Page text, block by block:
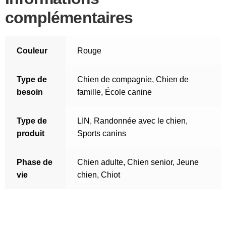
complémentaires
Couleur Rouge
Type de
besoin
Chien de compagnie, Chien de
famille, École canine
Type de
produit
LIN , Randonnée avec le chien,
Sports canins
Phase de
vie
Chien adulte, Chien senior, Jeune
chien, Chiot